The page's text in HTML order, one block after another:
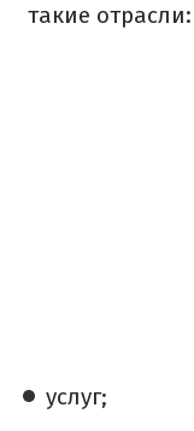
такие отрасли:
услуг;